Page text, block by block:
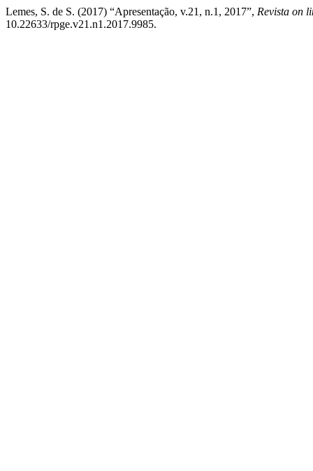
Lemes, S. de S. (2017) “Apresentação, v.21, n.1, 2017”, Revista on
10.22633/rpge.v21.n1.2017.9985.